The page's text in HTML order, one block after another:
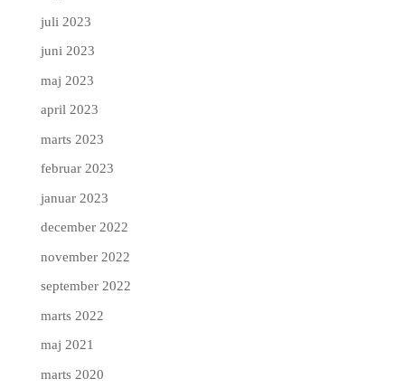
juli 2023
juni 2023
maj 2023
april 2023
marts 2023
februar 2023
januar 2023
december 2022
november 2022
september 2022
marts 2022
maj 2021
marts 2020